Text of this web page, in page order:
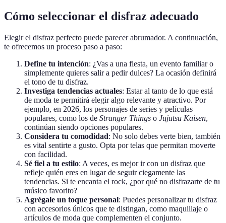
Cómo seleccionar el disfraz adecuado
Elegir el disfraz perfecto puede parecer abrumador. A continuación,
te ofrecemos un proceso paso a paso:
Define tu intención: ¿Vas a una fiesta, un evento familiar o
simplemente quieres salir a pedir dulces? La ocasión definirá
el tono de tu disfraz.
Investiga tendencias actuales: Estar al tanto de lo que está
de moda te permitirá elegir algo relevante y atractivo. Por
ejemplo, en 2026, los personajes de series y películas
populares, como los de Stranger Things o Jujutsu Kaisen,
continúan siendo opciones populares.
Considera tu comodidad: No solo debes verte bien, también
es vital sentirte a gusto. Opta por telas que permitan moverte
con facilidad.
Sé fiel a tu estilo: A veces, es mejor ir con un disfraz que
refleje quién eres en lugar de seguir ciegamente las
tendencias. Si te encanta el rock, ¿por qué no disfrazarte de tu
músico favorito?
Agrégale un toque personal: Puedes personalizar tu disfraz
con accesorios únicos que te distingan, como maquillaje o
artículos de moda que complementen el conjunto.